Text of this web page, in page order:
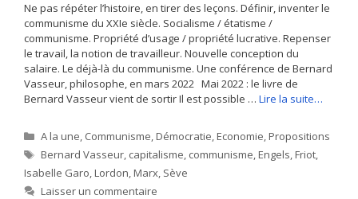
Ne pas répéter l’histoire, en tirer des leçons. Définir, inventer le
communisme du XXIe siècle. Socialisme / étatisme /
communisme. Propriété d’usage / propriété lucrative. Repenser
le travail, la notion de travailleur. Nouvelle conception du
salaire. Le déjà-là du communisme. Une conférence de Bernard
Vasseur, philosophe, en mars 2022 Mai 2022 : le livre de
Bernard Vasseur vient de sortir Il est possible … Lire la suite…
Catégories
A la une, Communisme,Démocratie,Economie,Propositions
Étiquettes
Bernard Vasseur, capitalisme, communisme,Engels,Friot,
Isabelle Garo,Lordon,Marx, Sève
Laisser un commentaire